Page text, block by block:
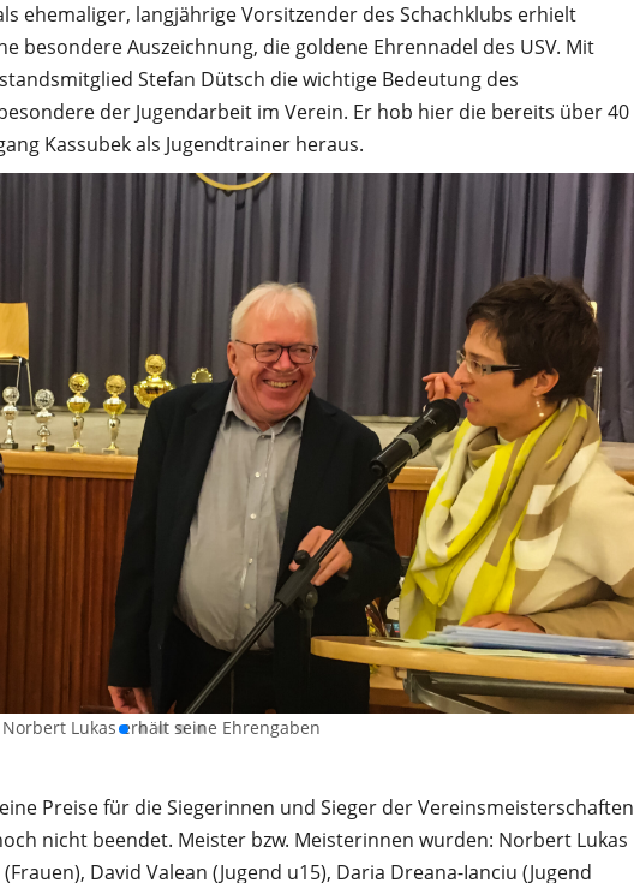
ehemaliger, langjährige Vorsitzender des Schachklubs erhielt
besondere Auszeichnung, die goldene Ehrennadel des USV. Mit
Stefan Dütsch die wichtige Bedeutung des
der Jugendarbeit im Verein. Er hob hier die bereits über 40
Kassubek als Jugendtrainer heraus.
Norbert Lukas erhält seine Ehrengaben
Preise für die Siegerinnen und Sieger der Vereinsmeisterschaften
nicht beendet. Meister bzw. Meisterinnen wurden: Norbert Lukas
David Valean (Jugend u15), Daria Dreana-Ianciu (Jugend